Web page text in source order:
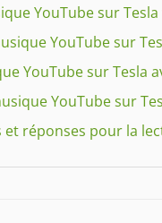
YouTube sur
YouTube sur
YouTube sur Tesla
YouTube sur
et réponses pour la